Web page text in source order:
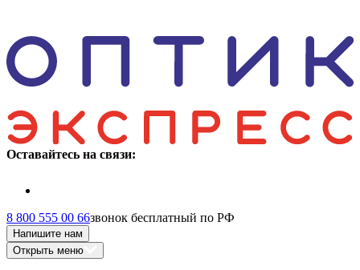
Оставайтесь на связи:
8 800 555 00 66звонок бесплатный по РФ
Напишите нам
Открыть меню